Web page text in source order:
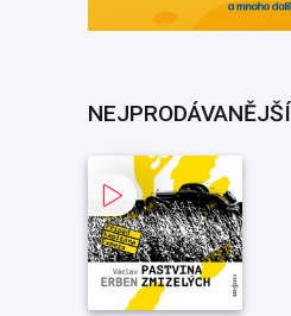
NEJPRODÁVANĚJŠÍ